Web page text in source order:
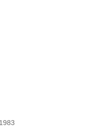
1983